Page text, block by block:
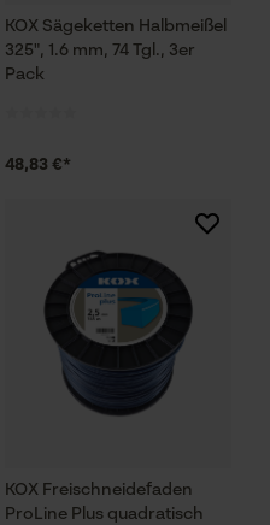
KOX Sägeketten Halbmeißel
325", 1.6 mm, 74 Tgl., 3er
Pack
48,83 €*
KOX Freischneidefaden
ProLine Plus quadratisch